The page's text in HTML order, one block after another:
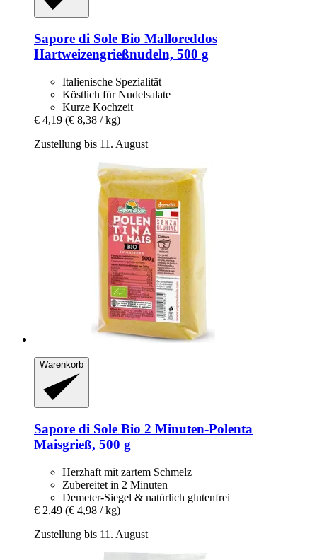
Sapore di Sole Bio Malloreddos
Hartweizengrießnudeln, 500 g
Italienische Spezialität
Köstlich für Nudelsalate
Kurze Kochzeit
€ 4,19 (€ 8,38 / kg)
Zustellung bis 11. August
Warenkorb
Sapore di Sole Bio 2 Minuten-​Polenta
Maisgrieß, 500 g
Herzhaft mit zartem Schmelz
Zubereitet in 2 Minuten
Demeter-Siegel & natürlich glutenfrei
€ 2,49 (€ 4,98 / kg)
Zustellung bis 11. August